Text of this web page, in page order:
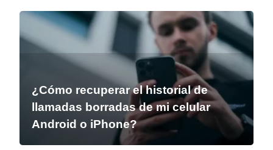
¿Cómo recuperar el historial de
llamadas borradas de mi celular
Android o iPhone?